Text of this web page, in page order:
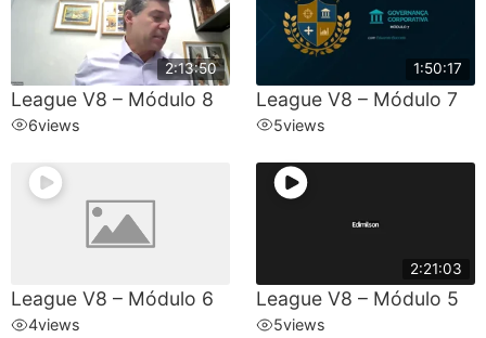
2:13:50
League V8 – Módulo 8
6views
1:50:17
League V8 – Módulo 7
5views
League V8 – Módulo 6
4views
2:21:03
League V8 – Módulo 5
5views